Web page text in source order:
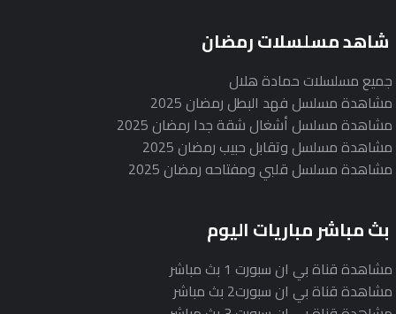
شاهد مسلسلات رمضان
جميع مسلسلات حمادة هلال
مشاهدة مسلسل فهد البطل رمضان 2025
مشاهدة مسلسل أشغال شقة جدا رمضان 2025
مشاهدة مسلسل وتقابل حبيب رمضان 2025
مشاهدة مسلسل قلبي ومفتاحه رمضان 2025
بث مباشر مباريات اليوم
مشاهدة قناة بي ان سبورت 1 بث مباشر
مشاهدة قناة بي ان سبورت2 بث مباشر